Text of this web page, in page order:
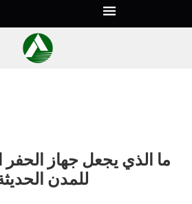
ما الذي يجعل جهاز الحفر
للمدن